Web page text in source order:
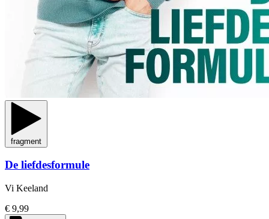
fragment
De liefdesformule
Vi Keeland
€ 9,99